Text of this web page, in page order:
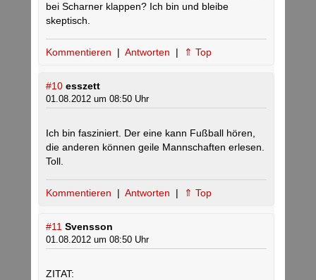
bei Scharner klappen? Ich bin und bleibe
skeptisch.
Kommentieren | Antworten | ⇑ Top
#10 esszett
01.08.2012 um 08:50 Uhr
Ich bin fasziniert. Der eine kann Fußball hören,
die anderen können geile Mannschaften erlesen.
Toll.
Kommentieren | Antworten | ⇑ Top
#11 Svensson
01.08.2012 um 08:50 Uhr
ZITAT: